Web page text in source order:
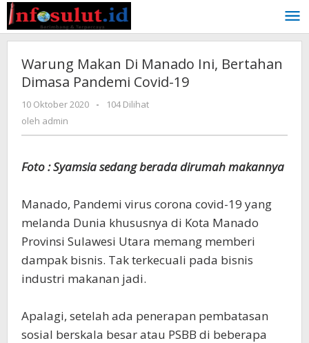
Lewati
ke
konten
Warung Makan Di Manado Ini, Bertahan
Dimasa Pandemi Covid-19
10 Oktober 2020
oleh
-
104 Dilihat
oleh admin
Foto : Syamsia sedang berada dirumah makannya
Manado, Pandemi virus corona covid-19 yang
melanda Dunia khususnya di Kota Manado
Provinsi Sulawesi Utara memang memberi
dampak bisnis. Tak terkecuali pada bisnis
industri makanan jadi.
Apalagi, setelah ada penerapan pembatasan
sosial berskala besar atau PSBB di beberapa